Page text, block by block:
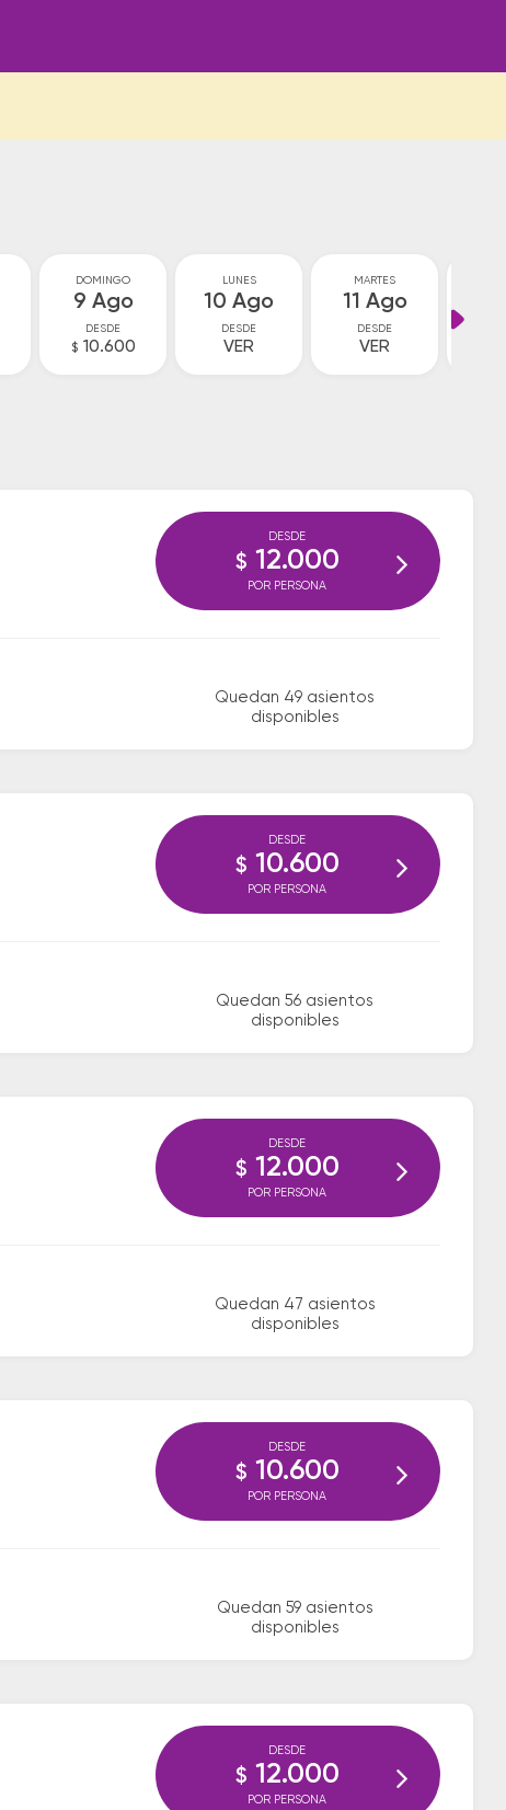
DOMINGO
9 Ago
DESDE
$ 10.600
LUNES
10 Ago
DESDE
VER
MARTES
11 Ago
DESDE
VER
Quedan 49 asientos
disponibles
DESDE
$ 12.000
POR PERSONA
Quedan 56 asientos
disponibles
DESDE
$ 10.600
POR PERSONA
Quedan 47 asientos
disponibles
DESDE
$ 12.000
POR PERSONA
Quedan 59 asientos
disponibles
DESDE
$ 10.600
POR PERSONA
DESDE
$ 12.000
POR PERSONA